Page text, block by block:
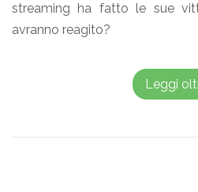
streaming ha fatto le sue
avranno reagito?
Leggi